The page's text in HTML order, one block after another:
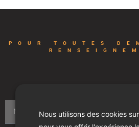
POUR TOUTES
Nous utilisons des cookies